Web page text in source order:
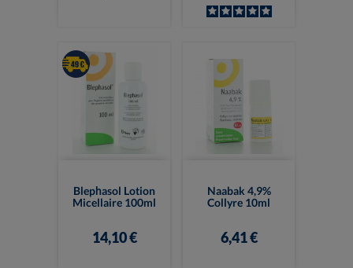
Blephasol Lotion
Micellaire 100ml
14,10 €
Naabak 4,9%
Collyre 10ml
6,41 €